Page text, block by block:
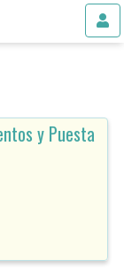
y Puesta